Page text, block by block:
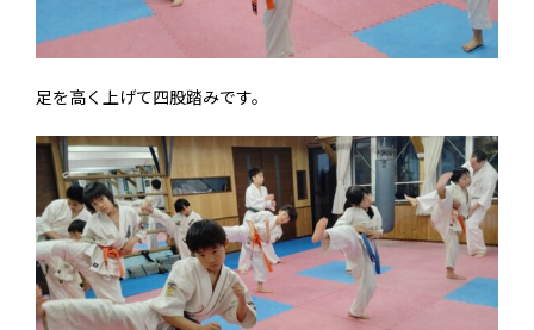
足を高く上げて四股踏みです。